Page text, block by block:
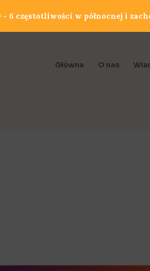
Główna O nas
6 częstotliwości w północnej i